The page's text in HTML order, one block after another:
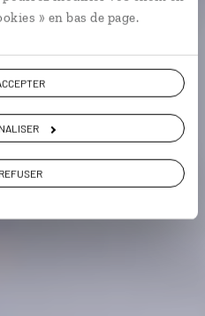
» en bas de page.
PHOTOS